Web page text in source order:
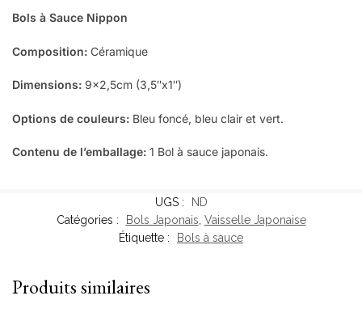
Bols à Sauce Nippon
Composition: Céramique
Dimensions: 9×2,5cm (3,5″x1″)
Options de couleurs: Bleu foncé, bleu clair et vert.
Contenu de l’emballage: 1 Bol à sauce japonais.
UGS :
ND
Catégories :
Bols Japonais Vaisselle Japonaise
Étiquette :
Bols à sauce
Produits similaires